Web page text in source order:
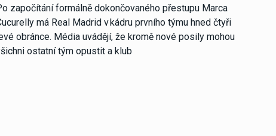
započítání formálně dokončovaného přestupu Marca
má Real Madrid v kádru prvního týmu hned čtyři
obránce. Média uvádějí, že kromě nové posily mohou
ostatní tým opustit a klub